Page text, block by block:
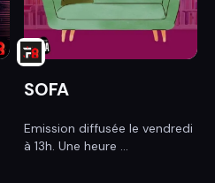
SOFA
Emission diffusée le vendredi
à 13h. Une heure ...